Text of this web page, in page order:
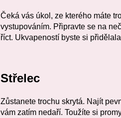
Čeká vás úkol, ze kterého máte
vystupováním. Připravte se na
říct. Ukvapeností byste si
Střelec
Zůstanete trochu skrytá. Najít
vám zatím nedaří. Toužíte si